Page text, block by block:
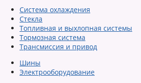
Система охлаждения
Стекла
Топливная и выхлопная системы
Тормозная система
Трансмиссия и привод
Шины
Электрооборудование